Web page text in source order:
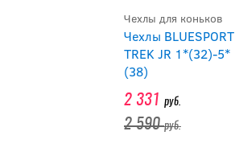
Чехлы для коньков
Чехлы BLUESPORT
TREK JR 1*(32)-5*
(38)
2 331 руб.
2 590руб.